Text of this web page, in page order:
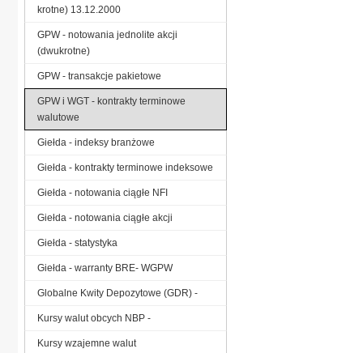
krotne) 13.12.2000
GPW - notowania jednolite akcji
(dwukrotne)
GPW - transakcje pakietowe
GPW i WGT - kontrakty terminowe
walutowe
Giełda - indeksy branżowe
Giełda - kontrakty terminowe indeksowe
Giełda - notowania ciągłe NFI
Giełda - notowania ciągłe akcji
Giełda - statystyka
Giełda - warranty BRE- WGPW
Globalne Kwity Depozytowe (GDR) -
Kursy walut obcych NBP -
Kursy wzajemne walut